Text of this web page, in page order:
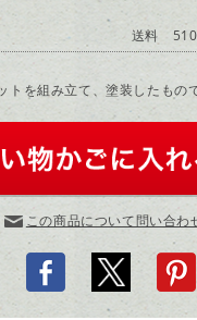
送料 510
トを組み立て、塗装したもので
この商品について問い合わ